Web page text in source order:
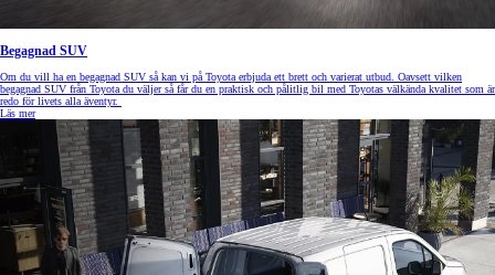
Begagnad SUV
Om du vill ha en begagnad SUV så kan vi på Toyota erbjuda ett brett och varierat utbud. Oavsett vilken
begagnad SUV från Toyota du väljer så får du en praktisk och pålitlig bil med Toyotas välkända kvalitet som är
redo för livets alla äventyr.
Läs mer